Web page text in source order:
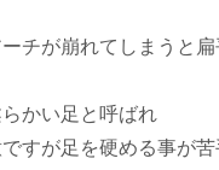
チが崩れてしまうと
かい足と呼ばれ
すが足を硬める事が